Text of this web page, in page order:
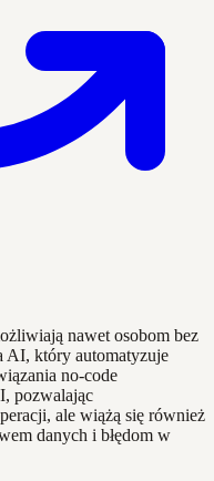
nawet osobom bez
AI, który automatyzuje
no-code
pozwalając
ale wiążą się również
danych i błędom w